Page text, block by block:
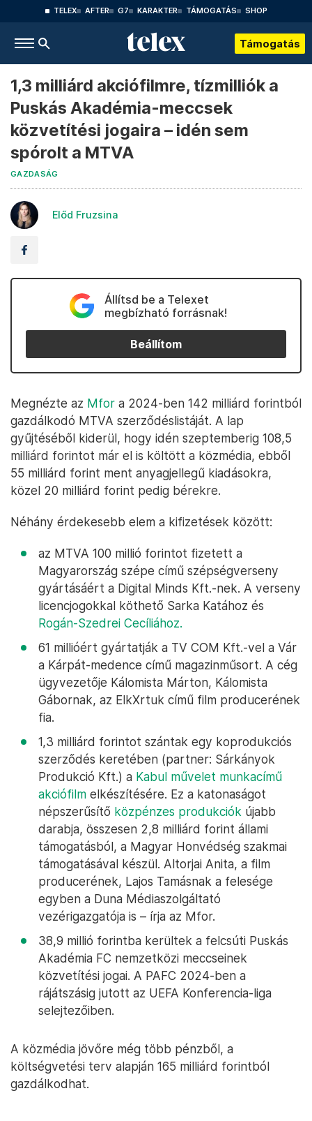
TELEX AFTER G7 KARAKTER TÁMOGATÁS SHOP
Támogatás
1,3 milliárd akciófilmre, tízmilliók a
Puskás Akadémia-meccsek
közvetítési jogaira – idén sem
spórolt a MTVA
GAZDASÁG
Előd Fruzsina
Állítsd be a Telexet
megbízható forrásnak!
Beállítom
Megnézte az Mfor a 2024-ben 142 milliárd forintból
gazdálkodó MTVA szerződéslistáját. A lap
gyűjtéséből kiderül, hogy idén szeptemberig 108,5
milliárd forintot már el is költött a közmédia, ebből
55 milliárd forint ment anyagjellegű kiadásokra,
közel 20 milliárd forint pedig bérekre.
Néhány érdekesebb elem a kifizetések között:
az MTVA 100 millió forintot fizetett a
Magyarország szépe című szépségverseny
gyártásáért a Digital Minds Kft.-nek. A verseny
licencjogokkal köthető Sarka Katához és
Rogán-Szedrei Cecíliához.
61 millióért gyártatják a TV COM Kft.-vel a Vár
a Kárpát-medence című magazinműsort. A cég
ügyvezetője Kálomista Márton, Kálomista
Gábornak, az ElkXrtuk című film producerének
fia.
1,3 milliárd forintot szántak egy koprodukciós
szerződés keretében (partner: Sárkányok
Produkció Kft.) a Kabul művelet munkacímű
akciófilm elkészítésére. Ez a katonaságot
népszerűsítő közpénzes produkciók újabb
darabja, összesen 2,8 milliárd forint állami
támogatásból, a Magyar Honvédség szakmai
támogatásával készül. Altorjai Anita, a film
producerének, Lajos Tamásnak a felesége
egyben a Duna Médiaszolgáltató
vezérigazgatója is – írja az Mfor.
38,9 millió forintba kerültek a felcsúti Puskás
Akadémia FC nemzetközi meccseinek
közvetítési jogai. A PAFC 2024-ben a
rájátszásig jutott az UEFA Konferencia-liga
selejtezőiben.
A közmédia jövőre még több pénzből, a
költségvetési terv alapján 165 milliárd forintból
gazdálkodhat.